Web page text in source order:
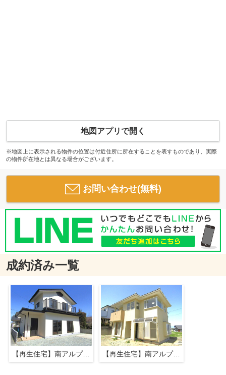
地図アプリで開く
※地図上に表示される物件の位置は付近住所に所在することを表すものであり、実際
の物件所在地とは異なる場合がございます。
お問い合わせ(無料)
成約済み一覧
【再生住宅】南アルプス市山寺 【再生住宅】南アルプス市山寺